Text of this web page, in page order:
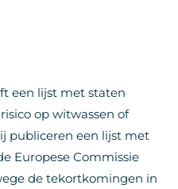
een lijst met staten
op witwassen of
publiceren een lijst met
Europese Commissie
de tekortkomingen in